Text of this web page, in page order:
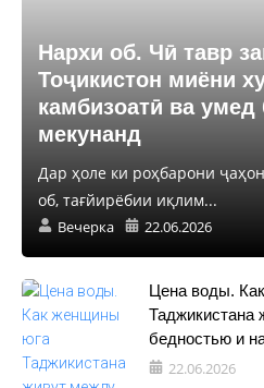
Нархи об. Чӣ тавр
Тоҷикистон миёни
камбизоатӣ ва умед
мекунанд
Дар ҳоле ки роҳбарони
об, тағйирёбии иқлим...
Вечерка 22.06.2026
Цена воды.
Таджикистана
бедностью и
22.06.2026